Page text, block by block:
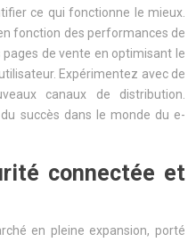
ce qui fonctionne le mieux.
fonction des performances de
de vente en optimisant le
Expérimentez avec de
canaux de distribution.
succès dans le monde du e-
connectée et
en pleine expansion, porté